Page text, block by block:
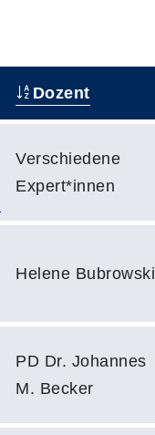
Dozent
Verschiedene
Expert*innen
Helene Bubrowski
PD Dr. Johannes
M. Becker